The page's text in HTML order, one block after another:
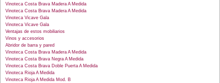
Vinoteca Costa Brava Madera A Medida
Vinoteca Costa Brava Madera A Medida
Vinoteca Vicave Gala
Vinoteca Vicave Gala
Ventajas de estos mobiliarios
Vinos y accesorios
Abridor de barra y pared
Vinoteca Costa Brava Madera A Medida
Vinoteca Costa Brava Negra A Medida
Vinoteca Costa Brava Doble Puerta A Medida
Vinoteca Rioja A Medida
Vinoteca Rioja A Medida Mod. B